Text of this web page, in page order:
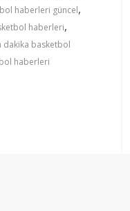
haberleri güncel,
haberleri,
dakika basketbol
haberleri